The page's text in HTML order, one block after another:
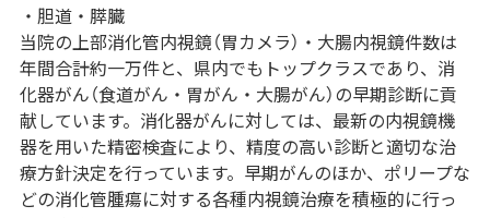
・胆道・膵臓
当院の上部消化管内視鏡（胃カメラ）・大腸内視鏡件数は
年間合計約一万件と、県内でもトップクラスであり、消
化器がん（食道がん・胃がん・大腸がん）の早期診断に貢
献しています。消化器がんに対しては、最新の内視鏡機
器を用いた精密検査により、精度の高い診断と適切な治
療方針決定を行っています。早期がんのほか、ポリープな
どの消化管腫瘍に対する各種内視鏡治療を積極的に行っ